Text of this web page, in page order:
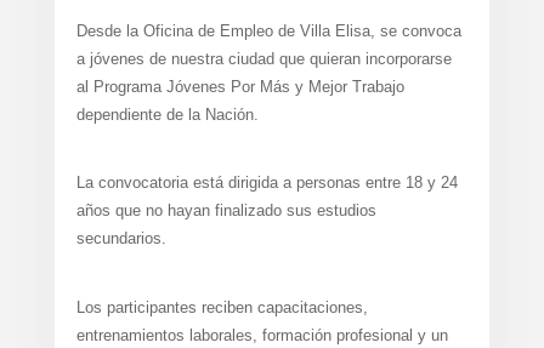
Desde la Oficina de Empleo de Villa Elisa, se convoca
a jóvenes de nuestra ciudad que quieran incorporarse
al Programa Jóvenes Por Más y Mejor Trabajo
dependiente de la Nación.
La convocatoria está dirigida a personas entre 18 y 24
años que no hayan finalizado sus estudios
secundarios.
Los participantes reciben capacitaciones,
entrenamientos laborales, formación profesional y un